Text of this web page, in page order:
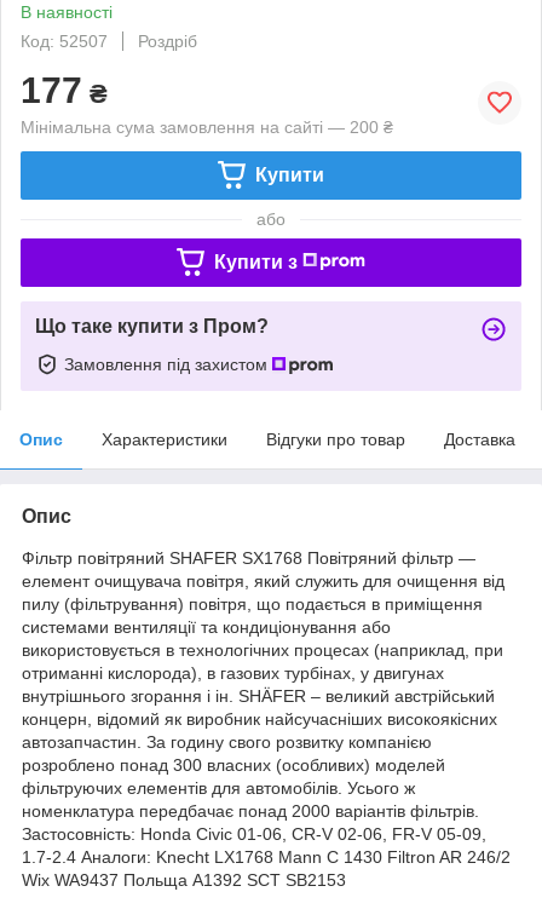
В наявності
Код: 52507
Роздріб
177 ₴
Мінімальна сума замовлення на сайті — 200 ₴
Купити
або
Купити з
Що таке купити з Пром?
Замовлення під захистом
Опис Характеристики Відгуки про товар Доставка
Опис
Фільтр повітряний SHAFER SX1768 Повітряний фільтр —
елемент очищувача повітря, який служить для очищення від
пилу (фільтрування) повітря, що подається в приміщення
системами вентиляції та кондиціонування або
використовується в технологічних процесах (наприклад, при
отриманні кислорода), в газових турбінах, у двигунах
внутрішнього згорання і ін. SHÄFER – великий австрійський
концерн, відомий як виробник найсучасніших високоякісних
автозапчастин. За годину свого розвитку компанією
розроблено понад 300 власних (особливих) моделей
фільтруючих елементів для автомобілів. Усього ж
номенклатура передбачає понад 2000 варіантів фільтрів.
Застосовність: Honda Civic 01-06, CR-V 02-06, FR-V 05-09,
1.7-2.4 Аналоги: Knecht LX1768 Mann C 1430 Filtron AR 246/2
Wix WA9437 Польща A1392 SCT SB2153